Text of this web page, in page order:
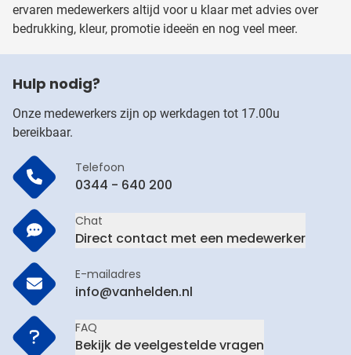
ervaren medewerkers altijd voor u klaar met advies over
bedrukking, kleur, promotie ideeën en nog veel meer.
Hulp nodig?
Onze medewerkers zijn op werkdagen tot 17.00u
bereikbaar.
Telefoon
0344 - 640 200
Chat
Direct contact met een medewerker
E-mailadres
info@vanhelden.nl
FAQ
Bekijk de veelgestelde vragen